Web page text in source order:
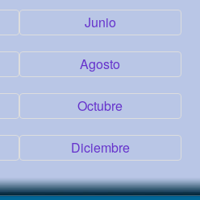
Junio
Agosto
Octubre
Diciembre